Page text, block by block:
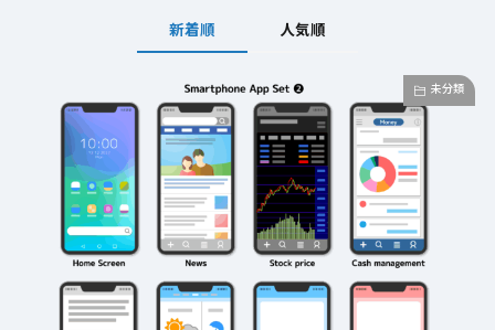
新着順 人気順
未分類